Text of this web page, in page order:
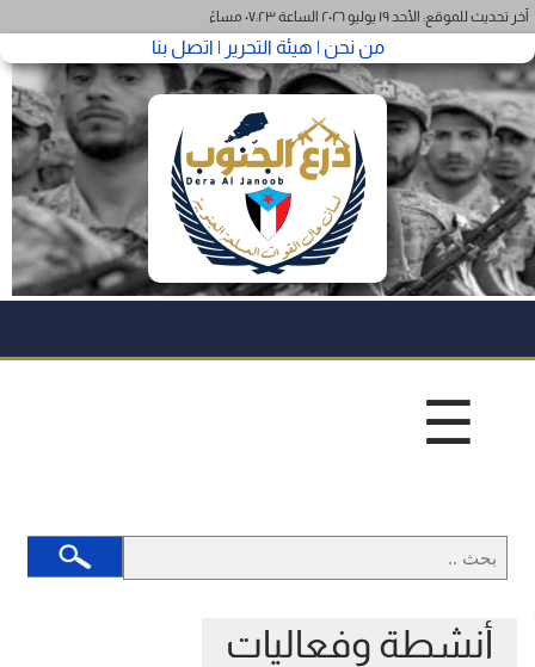
آخر تحديث للموقع: الأحد ١٩ يوليو ٢٠٢٦ الساعة ٠٧:٢٣ مساءً
من نحن | هيئة التحرير | اتصل بنا
☰
أنشطة وفعاليات